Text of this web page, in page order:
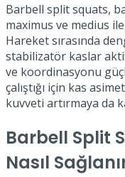
Barbell split squats,
maximus ve medius
Hareket sırasında
stabilizatör kaslar
ve koordinasyonu
çalıştığı için kas
kuvveti artırmaya da
Barbell Split
Nasıl